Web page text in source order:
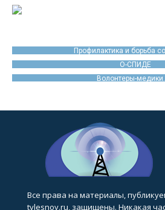
Профилактика и борьба
О-СПИДЕ
Волонтеры-
Все права на материалы,
tvlesnoy.ru, защищены. Никакая